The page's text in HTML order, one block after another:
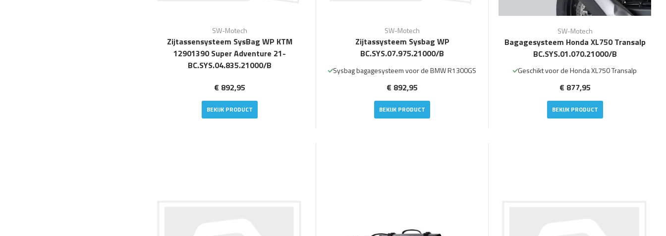
SW-Motech
Zijtassensysteem SysBag WP KTM
12901390 Super Adventure 21-
BC.SYS.04.835.21000/B
€ 892,95
BEKIJK PRODUCT
SW-Motech
Zijtassysteem Sysbag WP
BC.SYS.07.975.21000/B
Sysbag bagagesysteem voor de BMW R1300GS
€ 892,95
BEKIJK PRODUCT
SW-Motech
Bagagesysteem Honda XL750 Transalp
BC.SYS.01.070.21000/B
Geschikt voor de Honda XL750 Transalp
€ 877,95
BEKIJK PRODUCT